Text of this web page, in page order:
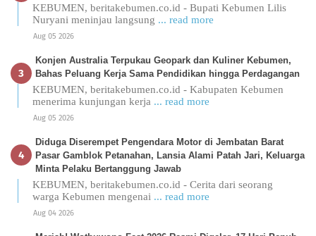
KEBUMEN, beritakebumen.co.id - Bupati Kebumen Lilis
Nuryani meninjau langsung ... read more
Aug 05 2026
Konjen Australia Terpukau Geopark dan Kuliner Kebumen,
Bahas Peluang Kerja Sama Pendidikan hingga Perdagangan
KEBUMEN, beritakebumen.co.id - Kabupaten Kebumen
menerima kunjungan kerja ... read more
Aug 05 2026
Diduga Diserempet Pengendara Motor di Jembatan Barat
Pasar Gamblok Petanahan, Lansia Alami Patah Jari, Keluarga
Minta Pelaku Bertanggung Jawab
KEBUMEN, beritakebumen.co.id - Cerita dari seorang
warga Kebumen mengenai ... read more
Aug 04 2026